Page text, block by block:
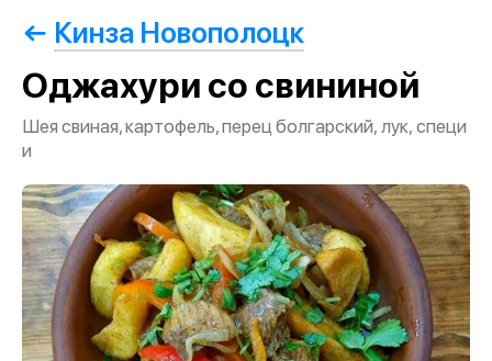
Кинза Новополоцк
Оджахури со свининой
Шея свиная, картофель, перец болгарский, лук, специ
и